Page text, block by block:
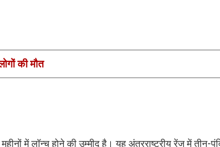
की मौत
में लॉन्च होने की उम्मीद है। यह अंतरराष्ट्रीय रेंज में तीन-